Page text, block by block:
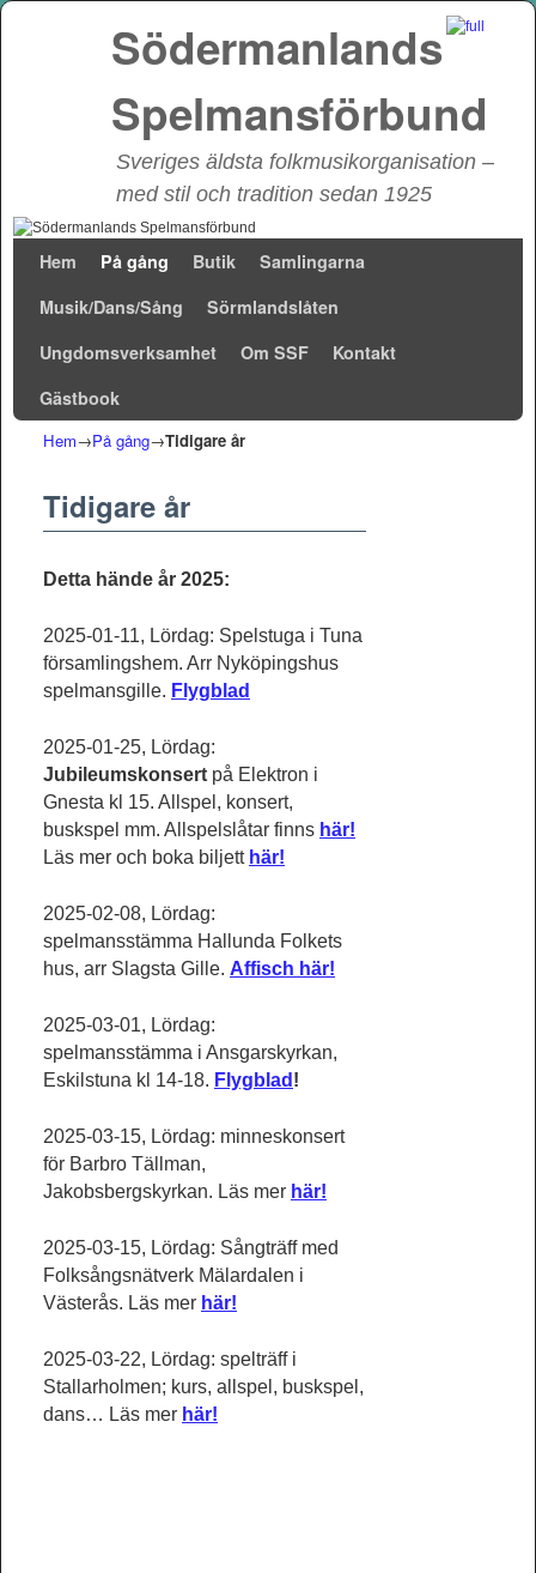
Södermanlands
Spelmansförbund
Sveriges äldsta folkmusikorganisation –
med stil och tradition sedan 1925
Hem På gång Butik
Samlingarna
Musik/Dans/Sång
Sörmlandslåten
Ungdomsverksamhet
Om SSF
Kontakt
Gästbook
Hem→På gång→Tidigare år
Tidigare år
Detta hände år 2025:
2025-01-11, Lördag: Spelstuga i Tuna
församlingshem. Arr Nyköpingshus
spelmansgille. Flygblad
2025-01-25, Lördag:
Jubileumskonsert på Elektron i
Gnesta kl 15. Allspel, konsert,
buskspel mm. Allspelslåtar finns här!
Läs mer och boka biljett här!
2025-02-08, Lördag:
spelmansstämma Hallunda Folkets
hus, arr Slagsta Gille. Affisch här!
2025-03-01, Lördag:
spelmansstämma i Ansgarskyrkan,
Eskilstuna kl 14-18. Flygblad !
2025-03-15, Lördag: minneskonsert
för Barbro Tällman,
Jakobsbergskyrkan. Läs mer här!
2025-03-15, Lördag: Sångträff med
Folksångsnätverk Mälardalen i
Västerås. Läs mer här!
2025-03-22, Lördag: spelträff i
Stallarholmen; kurs, allspel, buskspel,
dans… Läs mer här!